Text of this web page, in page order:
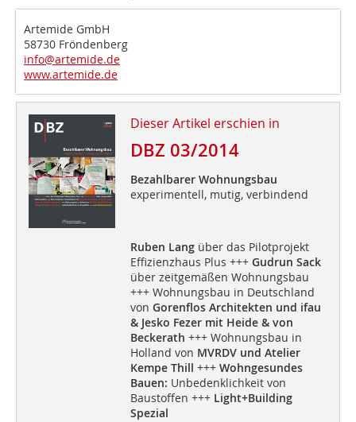
Artemide GmbH
58730 Fröndenberg
info@artemide.de
www.artemide.de
Dieser Artikel erschien in
DBZ 03/2014
Bezahlbarer Wohnungsbau
experimentell, mutig, verbindend
Ruben Langüber das Pilotprojekt
Effizienzhaus Plus +++ Gudrun Sack
über zeitgemäßen Wohnungsbau
+++ Wohnungsbau in Deutschland
von Gorenflos Architekten und ifau
& Jesko Fezer mit Heide & von
Beckerath +++ Wohnungsbau in
Holland von MVRDV und Atelier
Kempe Thill +++ Wohngesundes
Bauen: Unbedenklichkeit von
Baustoffen +++ Light+Building
Spezial